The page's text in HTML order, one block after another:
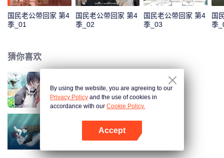
国民老公带回家 第4
季_01
国民老公带回家 第4
季_02
国民老公带回家 第4
季_03
国
季
猜你喜欢
国民老公带回家 第1季
国民老公带回家 第3季
By using the website, you are agreeing to our
Privacy Policy and the use of cookies in
accordance with our Cookie Policy.
Accept